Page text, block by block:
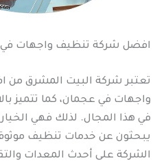
افضل شركة تنظيف واجهات
تعتبر شركة البيت المشرق
واجهات في عجمان، كما تتميز
في هذا المجال. لذلك فهي
يبحثون عن خدمات تنظيف
الشركة على أحدث المعدات